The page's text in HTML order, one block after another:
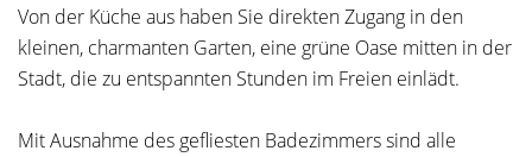
Von der Küche aus haben Sie direkten Zugang in den
kleinen, charmanten Garten, eine grüne Oase mitten in der
Stadt, die zu entspannten Stunden im Freien einlädt.
Mit Ausnahme des gefliesten Badezimmers sind alle